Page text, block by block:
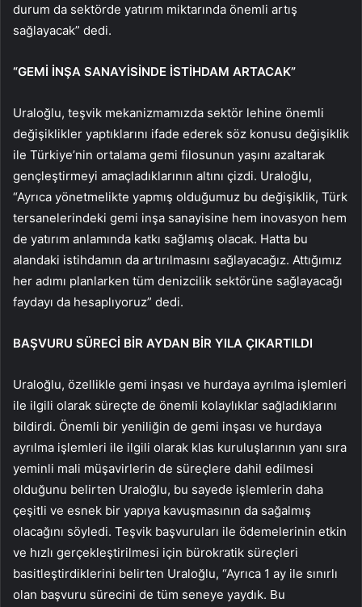
durum da sektörde yatırım miktarında önemli artış
sağlayacak” dedi.
“GEMİ İNŞA SANAYİSİNDE İSTİHDAM ARTACAK”
Uraloğlu, teşvik mekanizmamızda sektör lehine önemli
değişiklikler yaptıklarını ifade ederek söz konusu değişiklik
ile Türkiye’nin ortalama gemi filosunun yaşını azaltarak
gençleştirmeyi amaçladıklarının altını çizdi. Uraloğlu,
“Ayrıca yönetmelikte yapmış olduğumuz bu değişiklik, Türk
tersanelerindeki gemi inşa sanayisine hem inovasyon hem
de yatırım anlamında katkı sağlamış olacak. Hatta bu
alandaki istihdamın da artırılmasını sağlayacağız. Attığımız
her adımı planlarken tüm denizcilik sektörüne sağlayacağı
faydayı da hesaplıyoruz” dedi.
BAŞVURU SÜRECİ BİR AYDAN BİR YILA ÇIKARTILDI
Uraloğlu, özellikle gemi inşası ve hurdaya ayrılma işlemleri
ile ilgili olarak süreçte de önemli kolaylıklar sağladıklarını
bildirdi. Önemli bir yeniliğin de gemi inşası ve hurdaya
ayrılma işlemleri ile ilgili olarak klas kuruluşlarının yanı sıra
yeminli mali müşavirlerin de süreçlere dahil edilmesi
olduğunu belirten Uraloğlu, bu sayede işlemlerin daha
çeşitli ve esnek bir yapıya kavuşmasının da sağalmış
olacağını söyledi. Teşvik başvuruları ile ödemelerinin etkin
ve hızlı gerçekleştirilmesi için bürokratik süreçleri
basitleştirdiklerini belirten Uraloğlu, “Ayrıca 1 ay ile sınırlı
olan başvuru sürecini de tüm seneye yaydık. Bu